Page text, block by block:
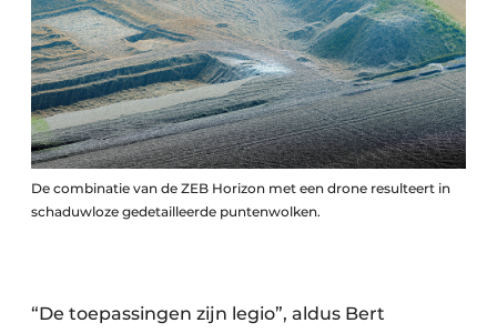
De combinatie van de ZEB Horizon met een drone resulteert in
schaduwloze gedetailleerde puntenwolken.
“De toepassingen zijn legio”, aldus Bert